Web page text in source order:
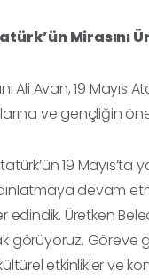
Mirasını
Ali Avan, 19 Mayıs
ve gençliğin
19 Mayıs’ta
devam
Üretken
görüyoruz.
etkinlikler ve